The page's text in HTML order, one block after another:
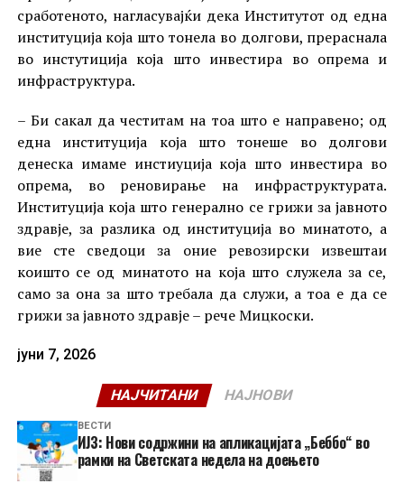
сработеното, нагласувајќи дека Институтот од една
институција која што тонела во долгови, прераснала
во инстутиција која што инвестира во опрема и
инфраструктура.
– Би сакал да честитам на тоа што е направено; од
една институција која што тонеше во долгови
денеска имаме инстиуција која што инвестира во
опрема, во реновирање на инфраструктурата.
Институција која што генерално се грижи за јавното
здравје, за разлика од институција во минатото, а
вие сте сведоци за оние ревозирски извештаи
коишто се од минатото на која што служела за се,
само за она за што требала да служи, а тоа е да се
грижи за јавното здравје – рече Мицкоски.
јуни 7, 2026
НАЈЧИТАНИ НАЈНОВИ
ВЕСТИ
ИЈЗ: Нови содржини на апликацијата „Беббо“ во
рамки на Светската недела на доењето